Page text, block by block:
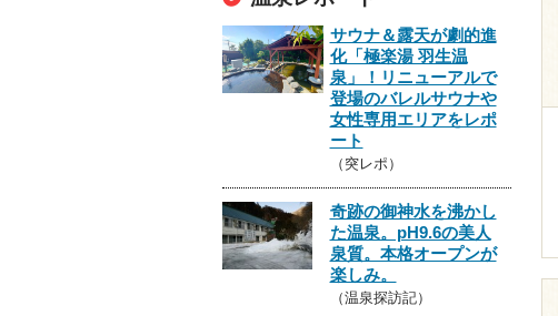
サウナ＆露天が劇的進
化「極楽湯 羽生温
泉」！リニューアルで
登場のバレルサウナや
女性専用エリアをレポ
ート
（突レポ）
奇跡の御神水を沸かし
た温泉。pH9.6の美人
泉質。本格オープンが
楽しみ。
（温泉探訪記）